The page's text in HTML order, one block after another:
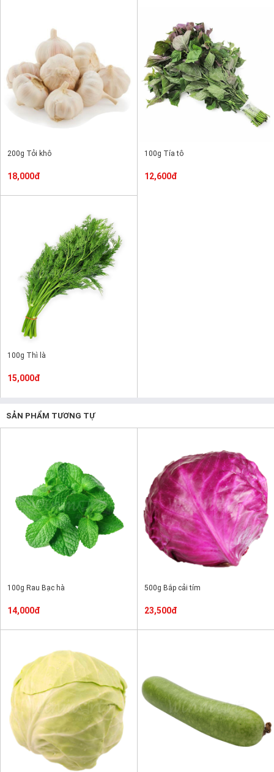
200g Tỏi khô
18,000đ
100g Tía tô
12,600đ
100g Thì là
15,000đ
SẢN PHẨM TƯƠNG TỰ
100g Rau Bạc hà
14,000đ
500g Bắp cải tím
23,500đ